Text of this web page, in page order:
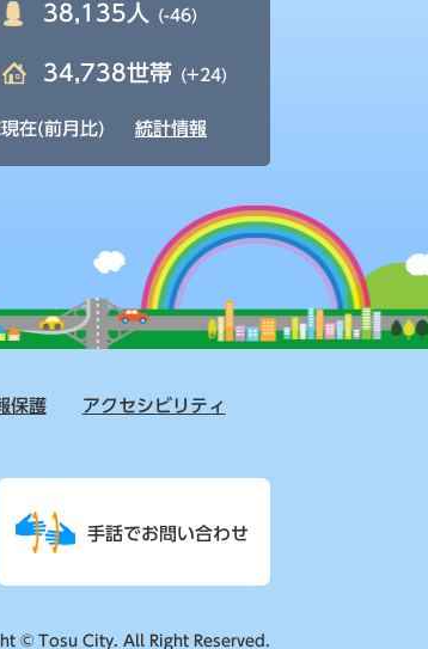
38,135人 (-46)
34,738世帯 (+24)
在(前月比) 統計情報
保護 アクセシビリティ
手話でお問い合わせ
© Tosu City. All Right Reserved.